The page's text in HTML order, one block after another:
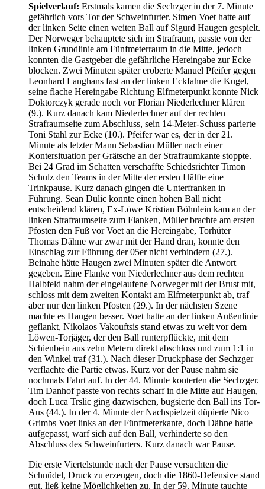
Spielverlauf: Erstmals kamen die Sechzger in der 7. Minute
gefährlich vors Tor der Schweinfurter. Simen Voet hatte auf
der linken Seite einen weiten Ball auf Sigurd Haugen gespielt.
Der Norweger behauptete sich im Strafraum, passte von der
linken Grundlinie am Fünfmeterraum in die Mitte, jedoch
konnten die Gastgeber die gefährliche Hereingabe zur Ecke
blocken. Zwei Minuten später eroberte Manuel Pfeifer gegen
Leonhard Langhans fast an der linken Eckfahne die Kugel,
seine flache Hereingabe Richtung Elfmeterpunkt konnte Nick
Doktorczyk gerade noch vor Florian Niederlechner klären
(9.). Kurz danach kam Niederlechner auf der rechten
Strafraumseite zum Abschluss, sein 14-Meter-Schuss parierte
Toni Stahl zur Ecke (10.). Pfeifer war es, der in der 21.
Minute als letzter Mann Sebastian Müller nach einer
Kontersituation per Grätsche an der Strafraumkante stoppte.
Bei 24 Grad im Schatten verschaffte Schiedsrichter Timon
Schulz den Teams in der Mitte der ersten Hälfte eine
Trinkpause. Kurz danach gingen die Unterfranken in
Führung. Sean Dulic konnte einen hohen Ball nicht
entscheidend klären, Ex-Löwe Kristian Böhnlein kam an der
linken Strafraumseite zum Flanken, Müller brachte am ersten
Pfosten den Fuß vor Voet an die Hereingabe, Torhüter
Thomas Dähne war zwar mit der Hand dran, konnte den
Einschlag zur Führung der 05er nicht verhindern (27.).
Beinahe hätte Haugen zwei Minuten später die Antwort
gegeben. Eine Flanke von Niederlechner aus dem rechten
Halbfeld nahm der eingelaufene Norweger mit der Brust mit,
schloss mit dem zweiten Kontakt am Elfmeterpunkt ab, traf
aber nur den linken Pfosten (29.). In der nächsten Szene
machte es Haugen besser. Voet hatte an der linken Außenlinie
geflankt, Nikolaos Vakouftsis stand etwas zu weit vor dem
Löwen-Torjäger, der den Ball runterpflückte, mit dem
Schienbein aus zehn Metern direkt abschloss und zum 1:1 in
den Winkel traf (31.). Nach dieser Druckphase der Sechzger
verflachte die Partie etwas. Kurz vor der Pause nahm sie
nochmals Fahrt auf. In der 44. Minute konterten die Sechzger.
Tim Danhof passte von rechts scharf in die Mitte auf Haugen,
doch Luca Trslic ging dazwischen, bugsierte den Ball ins Tor-
Aus (44.). In der 4. Minute der Nachspielzeit düpierte Nico
Grimbs Voet links an der Fünfmeterkante, doch Dähne hatte
aufgepasst, warf sich auf den Ball, verhinderte so den
Abschluss des Schweinfurters. Kurz danach war Pause.
Die erste Viertelstunde nach der Pause versuchten die
Schnüdel, Druck zu erzeugen, doch die 1860-Defensive stand
gut, ließ keine Möglichkeiten zu. In der 59. Minute tauchte